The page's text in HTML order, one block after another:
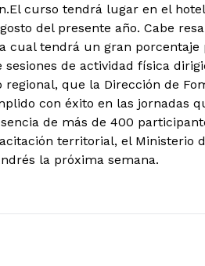
curso tendrá lugar en el
del presente año. Cabe
cual tendrá un gran
de actividad física
que la Dirección de
con éxito en las jornadas
de más de 400
territorial, el Ministerio
la próxima semana.